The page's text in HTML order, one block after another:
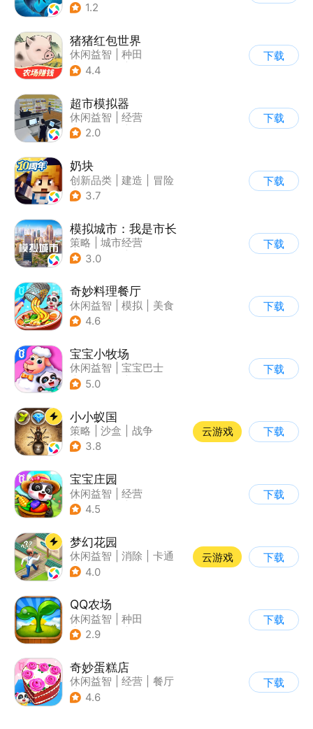
1.2
猪猪红包世界
休闲益智
种田
| 田园生活
4.4
下载
超市模拟器
休闲益智
经营
| 文字游戏
2.0
下载
奶块
创新品类 建造
冒险
| 开放世界
3.7
下载
模拟城市：我是市长
策略
城市经营
| 模拟城市
3.0
下载
奇妙料理餐厅
休闲益智 模拟
美食
| 宝宝巴士
4.6
下载
宝宝小牧场
休闲益智
宝宝巴士
| 学习教育
5.0
下载
小小蚁国
策略 沙盒
战争
| 写实
3.8
云游戏 下载
宝宝庄园
休闲益智
经营
| 田园生活
4.5
下载
梦幻花园
休闲益智 消除
卡通
| 创梦天地
4.0
云游戏 下载
QQ农场
休闲益智
种田
| 田园生活
2.9
下载
奇妙蛋糕店
休闲益智 经营
餐厅
| 宝宝巴士
4.6
下载